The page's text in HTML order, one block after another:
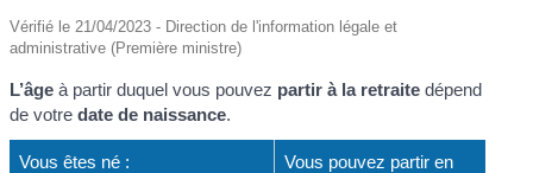
Vérifié le 21/04/2023 - Direction de l'information légale et
administrative (Première ministre)
L’âge à partir duquel vous pouvez partir à la retraite dépend
de votredate de naissance.
Vous êtes né :
Vous pouvez partir en